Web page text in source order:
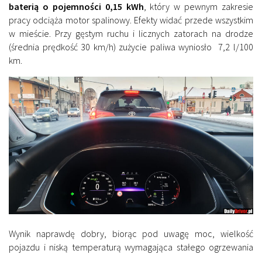
baterią o pojemności 0,15 kWh, który w pewnym zakresie
pracy odciąża motor spalinowy. Efekty widać przede wszystkim
w mieście. Przy gęstym ruchu i licznych zatorach na drodze
(średnia prędkość 30 km/h) zużycie paliwa wyniosło 7,2 l/100
km.
Wynik naprawdę dobry, biorąc pod uwagę moc, wielkość
pojazdu i niską temperaturą wymagająca stałego ogrzewania